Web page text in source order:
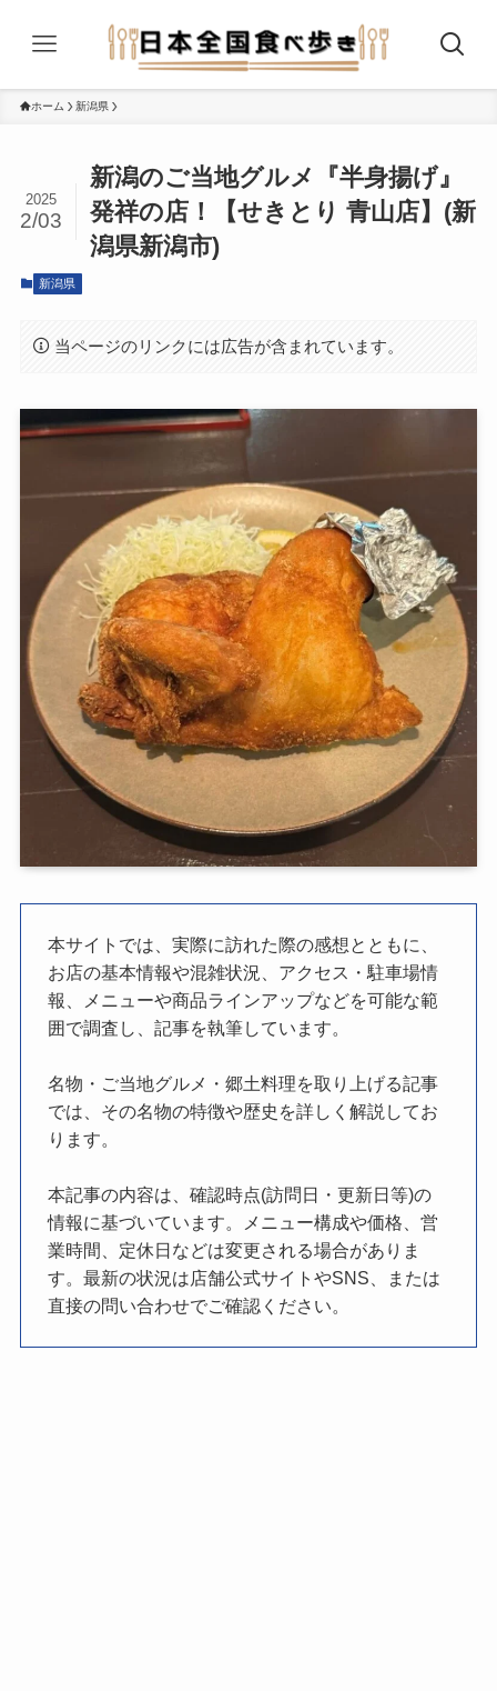
ホーム 新潟県
新潟のご当地グルメ『半身揚げ』
発祥の店！【せきとり 青山店】(新
潟県新潟市)
2025
2/03
新潟県
当ページのリンクには広告が含まれています。
本サイトでは、実際に訪れた際の感想とともに、
お店の基本情報や混雑状況、アクセス・駐車場情
報、メニューや商品ラインアップなどを可能な範
囲で調査し、記事を執筆しています。
名物・ご当地グルメ・郷土料理を取り上げる記事
では、その名物の特徴や歴史を詳しく解説してお
ります。
本記事の内容は、確認時点(訪問日・更新日等)の
情報に基づいています。メニュー構成や価格、営
業時間、定休日などは変更される場合がありま
す。最新の状況は店舗公式サイトやSNS、または
直接の問い合わせでご確認ください。